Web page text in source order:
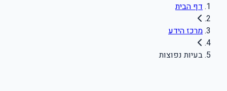
דף הבית
מרכז הידע
בעיות נפוצות